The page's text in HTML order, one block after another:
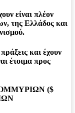
είναι πλέον
της Ελλάδος και
και έχουν
έτοιμα προς
($